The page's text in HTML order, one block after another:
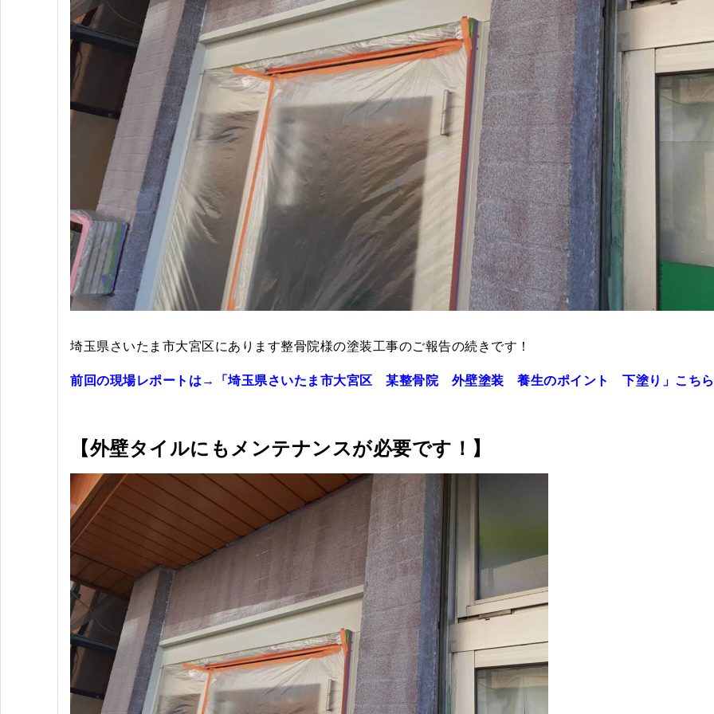
埼玉県さいたま市大宮区にあります整骨院様の塗装工事のご報告の続きです！
前回の現場レポートは→ 「埼玉県さいたま市大宮区 某整骨院 外壁塗装 養生のポイント 下塗り」 こち
【外壁タイルにもメンテナンスが必要です！】